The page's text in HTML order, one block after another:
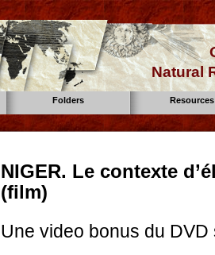
Natural
Folders Resources
NIGER. Le contexte
(film)
Une video bonus du